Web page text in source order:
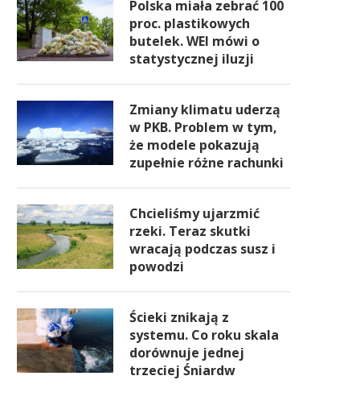
Polska miała zebrać 100
proc. plastikowych
butelek. WEI mówi o
statystycznej iluzji
Zmiany klimatu uderzą
w PKB. Problem w tym,
że modele pokazują
zupełnie różne rachunki
Chcieliśmy ujarzmić
rzeki. Teraz skutki
wracają podczas susz i
powodzi
Ścieki znikają z
systemu. Co roku skala
dorównuje jednej
trzeciej Śniardw